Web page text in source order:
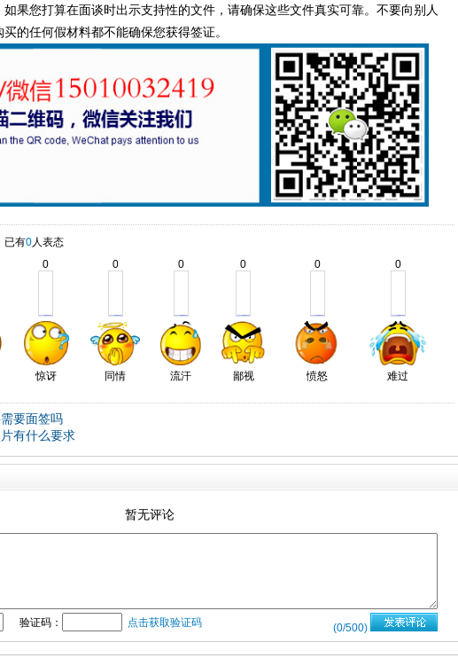
果您打算在面谈时出示支持性的文件，请确保这些文件真实可靠。不要向别人
的任何假材料都不能确保您获得签证。
已有0人表态
0
惊讶
0
同情
0
流汗
0
鄙视
0
愤怒
0
难过
要面签吗
有什么要求
暂无评论
(0/500)
验证码： 点击获取验证码